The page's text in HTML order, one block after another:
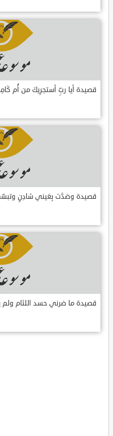
قصيدة أيا ربِّ أستجرِيكَ من أُم
قصيدة وصَدَّت بِعَيني شادِنٍ
قصيدة ما ضرني حسد اللئام ولم